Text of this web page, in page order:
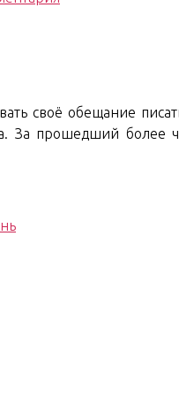
своё обещание
За прошедший более